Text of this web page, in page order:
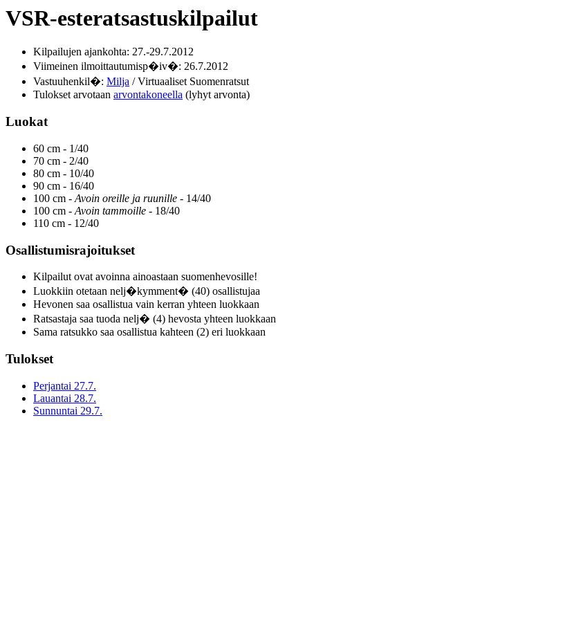
VSR-esteratsastuskilpailut
Kilpailujen ajankohta: 27.-29.7.2012
Viimeinen ilmoittautumisp�iv�: 26.7.2012
Vastuuhenkil�: Milja / Virtuaaliset Suomenratsut
Tulokset arvotaan arvontakoneella (lyhyt arvonta)
Luokat
60 cm - 1/40
70 cm - 2/40
80 cm - 10/40
90 cm - 16/40
100 cm - Avoin oreille ja ruunille - 14/40
100 cm - Avoin tammoille - 18/40
110 cm - 12/40
Osallistumisrajoitukset
Kilpailut ovat avoinna ainoastaan suomenhevosille!
Luokkiin otetaan nelj�kymment� (40) osallistujaa
Hevonen saa osallistua vain kerran yhteen luokkaan
Ratsastaja saa tuoda nelj� (4) hevosta yhteen luokkaan
Sama ratsukko saa osallistua kahteen (2) eri luokkaan
Tulokset
Perjantai 27.7.
Lauantai 28.7.
Sunnuntai 29.7.